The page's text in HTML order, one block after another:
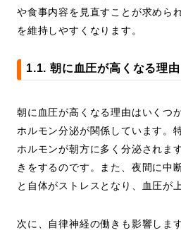
や食事内容を見直すことが求めら
を維持しやすくなります。
1.1. 朝に血圧が高くなる理由
朝に血圧が高くなる理由はいくつ
ホルモン分泌が関係しています。
ホルモンが朝方に多く分泌されま
きをするのです。また、夜間に中
と自体がストレスとなり、血圧が
次に、自律神経の働きも影響しま